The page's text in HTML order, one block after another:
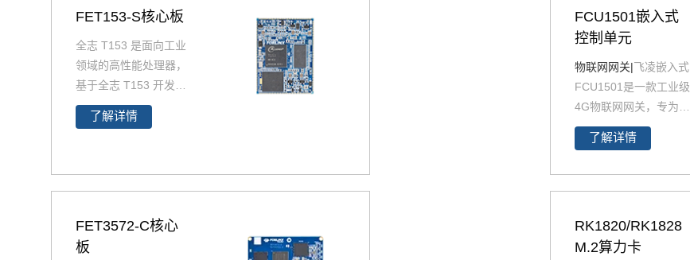
FET153-S核心板
全志 T153 是面向工业
领域的高性能处理器，
基于全志 T153 开发的
T153 核心板，采用 4
核 Cortex-A7+64 位 RI
制需求。原生支持 3 路
GMAC 千兆以太网、2
了解详情
FCU1501嵌入式
控制单元
物联网网关|飞凌嵌入式
FCU1501是一款工业级
4G物联网网关，专为严
苛环境设计，工作温度
范围达-40℃至85℃，
多路RS485接口及CAN
总线，可灵活接入多种
了解详情
FET3572-C核心
板
RK1820/RK1828
M.2算力卡